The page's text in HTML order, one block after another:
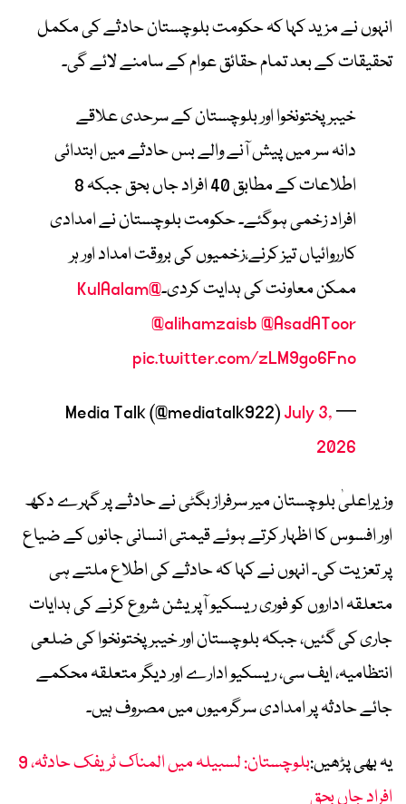
انہوں نے مزید کہا کہ حکومت بلوچستان حادثے کی مکمل
تحقیقات کے بعد تمام حقائق عوام کے سامنے لائے گی۔
خیبرپختونخوا اور بلوچستان کے سرحدی علاقے
دانہ سر میں پیش آنے والے بس حادثے میں ابتدائی
اطلاعات کے مطابق 40 افراد جاں بحق جبکہ 8
افراد زخمی ہوگئے۔ حکومت بلوچستان نے امدادی
کارروائیاں تیز کرنے،زخمیوں کی بروقت امداد اور ہر
ممکن معاونت کی ہدایت کردی۔@KulAalam
@alihamzaisb@AsadAToor
pic.twitter.com/zLM9go6Fno
— Media Talk (@mediatalk922)
July 3,
2026
وزیراعلیٰ بلوچستان میر سرفراز بگٹی نے حادثے پر گہرے دکھ
اور افسوس کا اظہار کرتے ہوئے قیمتی انسانی جانوں کے ضیاع
پر تعزیت کی۔ انہوں نے کہا کہ حادثے کی اطلاع ملتے ہی
متعلقہ اداروں کو فوری ریسکیو آپریشن شروع کرنے کی ہدایات
جاری کی گئیں، جبکہ بلوچستان اور خیبرپختونخوا کی ضلعی
انتظامیہ، ایف سی، ریسکیو ادارے اور دیگر متعلقہ محکمے
جائے حادثہ پر امدادی سرگرمیوں میں مصروف ہیں۔
یہ بھی پڑھیں:
بلوچستان: لسبیلہ میں المناک ٹریفک حادثہ، 9
افراد جاں بحق